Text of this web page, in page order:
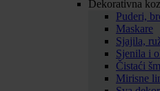
Dekorativna
Puderi,
Maskare
Sjajila,
Sjenila i
Čistaći
Mirisne